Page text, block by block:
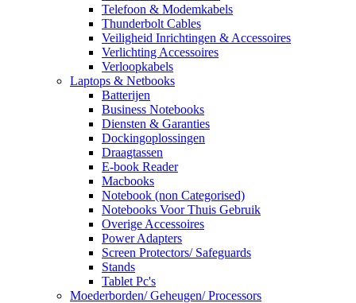
Telefoon & Modemkabels
Thunderbolt Cables
Veiligheid Inrichtingen & Accessoires
Verlichting Accessoires
Verloopkabels
Laptops & Netbooks
Batterijen
Business Notebooks
Diensten & Garanties
Dockingoplossingen
Draagtassen
E-book Reader
Macbooks
Notebook (non Categorised)
Notebooks Voor Thuis Gebruik
Overige Accessoires
Power Adapters
Screen Protectors/ Safeguards
Stands
Tablet Pc's
Moederborden/ Geheugen/ Processors